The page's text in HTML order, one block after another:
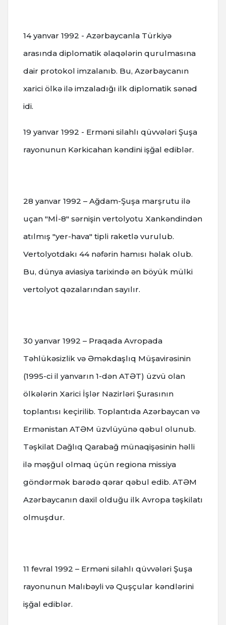
14 yanvar 1992 - Azərbaycanla Türkiyə
arasında diplomatik əlaqələrin qurulmasına
dair protokol imzalanıb. Bu, Azərbaycanın
xarici ölkə ilə imzaladığı ilk diplomatik sənəd
idi.
19 yanvar 1992 - Erməni silahlı qüvvələri Şuşa
rayonunun Kərkicahan kəndini işğal ediblər.
28 yanvar 1992 – Ağdam-Şuşa marşrutu ilə
uçan "Mİ-8" sərnişin vertolyotu Xankəndindən
atılmış "yer-hava" tipli raketlə vurulub.
Vertolyotdakı 44 nəfərin hamısı həlak olub.
Bu, dünya aviasiya tarixində ən böyük mülki
vertolyot qəzalarından sayılır.
30 yanvar 1992 – Praqada Avropada
Təhlükəsizlik və Əməkdaşlıq Müşavirəsinin
(1995-ci il yanvarın 1-dən ATƏT) üzvü olan
ölkələrin Xarici İşlər Nazirləri Şurasının
toplantısı keçirilib. Toplantıda Azərbaycan və
Ermənistan ATƏM üzvlüyünə qəbul olunub.
Təşkilat Dağlıq Qarabağ münaqişəsinin həlli
ilə məşğul olmaq üçün regiona missiya
göndərmək barədə qərar qəbul edib. ATƏM
Azərbaycanın daxil olduğu ilk Avropa təşkilatı
olmuşdur.
11 fevral 1992 – Erməni silahlı qüvvələri Şuşa
rayonunun Malıbəyli və Quşçular kəndlərini
işğal ediblər.